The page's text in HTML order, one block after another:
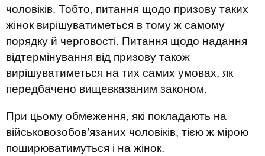
чоловіків. Тобто, питання щодо призову таких
жінок вирішуватиметься в тому ж самому
порядку й черговості. Питання щодо надання
відтермінування від призову також
вирішуватиметься на тих самих умовах, як
передбачено вищевказаним законом.
При цьому обмеження, які покладають на
військовозобов’язаних чоловіків, тією ж мірою
поширюватимуться і на жінок.